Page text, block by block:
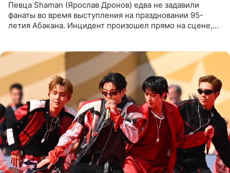
Певца Shaman (Ярослав Дронов) едва не задавили
фанаты во время выступления на праздновании 95-
летия Абакана. Инцидент произошел прямо на сцене,